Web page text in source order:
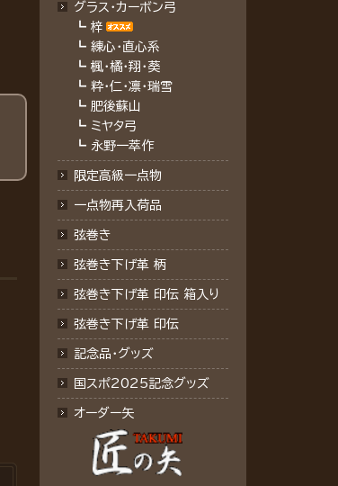
グラス・カーボン弓
┗ 梓
┗ 練心・直心系
┗ 楓・橘・翔・葵
┗ 粋・仁・凛・瑞雪
┗ 肥後蘇山
┗ ミヤタ弓
┗ 永野一萃作
限定高級一点物
一点物再入荷品
弦巻き
弦巻き下げ革 柄
弦巻き下げ革 印伝 箱入り
弦巻き下げ革 印伝
記念品･グッズ
国スポ2025記念グッズ
オーダー矢